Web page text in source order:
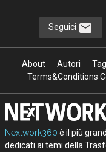
Seguici
About Autori
Terms&Conditions
Nextwork360 è il più
dedicati ai temi della